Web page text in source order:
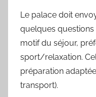
Le palace doit
quelques questions
motif du séjour,
sport/relaxation.
préparation
transport).